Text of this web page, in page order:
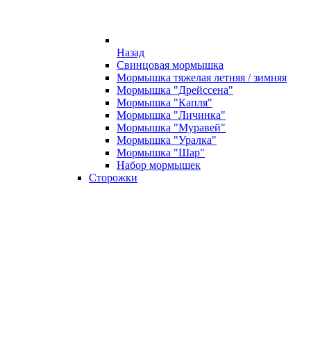
Назад
Свинцовая мормышка
Мормышка тяжелая летняя / зимняя
Мормышка "Дрейссена"
Мормышка "Капля"
Мормышка "Личинка"
Мормышка "Муравей"
Мормышка "Уралка"
Мормышка "Шар"
Набор мормышек
Сторожки